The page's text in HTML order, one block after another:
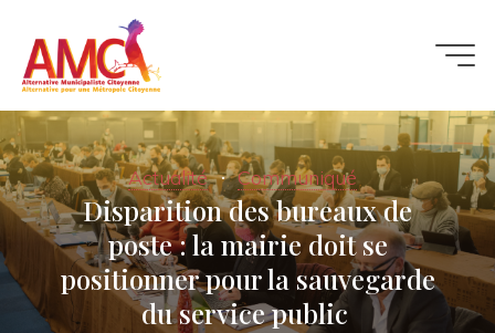
Actualité Communiqué
Disparition des bureaux de
poste : la mairie doit se
positionner pour la sauvegarde
du service public